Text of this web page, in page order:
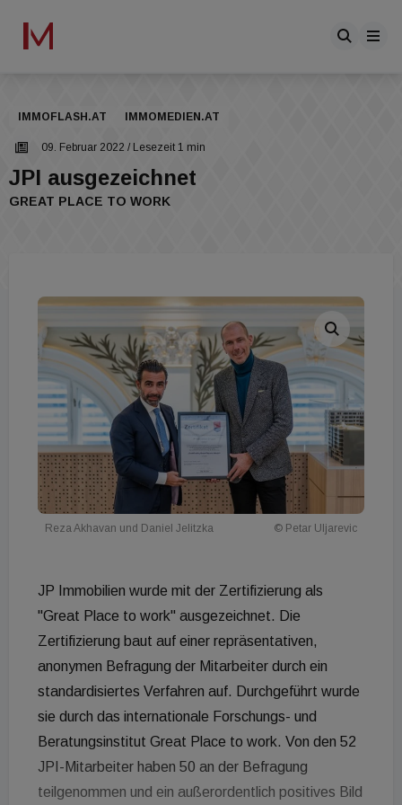
IMMOFLASH.AT IMMOMEDIEN.AT
09. Februar 2022 / Lesezeit 1 min
JPI ausgezeichnet
GREAT PLACE TO WORK
Reza Akhavan und Daniel Jelitzka © Petar Uljarevic
JP Immobilien wurde mit der Zertifizierung als
"Great Place to work" ausgezeichnet. Die
Zertifizierung baut auf einer repräsentativen,
anonymen Befragung der Mitarbeiter durch ein
standardisiertes Verfahren auf. Durchgeführt wurde
sie durch das internationale Forschungs- und
Beratungsinstitut Great Place to work. Von den 52
JPI-Mitarbeiter haben 50 an der Befragung
teilgenommen und ein außerordentlich positives Bild